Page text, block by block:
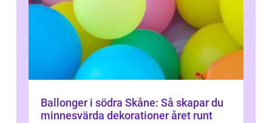
Ballonger i södra Skåne: Så skapar du
minnesvärda dekorationer året runt